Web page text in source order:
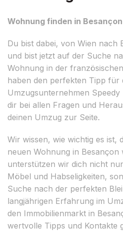
Wohnung finden in Besançon
Du bist dabei, von Wien nach
und bist jetzt auf der Suche
Wohnung in der
haben den perfekten Tipp für
Umzugsunternehmen
dir bei allen Fragen und
deinen Umzug zur Seite.
Wir wissen, wie wichtig es ist,
neuen Wohnung in Besançon
unterstützen wir dich nicht
Möbel und Habseligkeiten,
Suche nach der perfekten
langjährigen Erfahrung im
den Immobilienmarkt in
wertvolle Tipps und Kontakte